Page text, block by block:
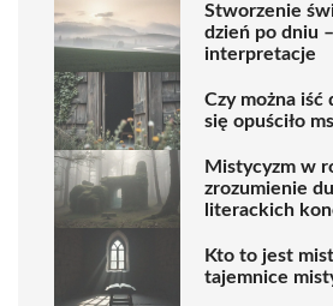
Stworzenie
dzień po dniu
interpretacje
Czy można iść
się opuściło
Mistycyzm w
zrozumienie
literackich
Kto to jest
tajemnice